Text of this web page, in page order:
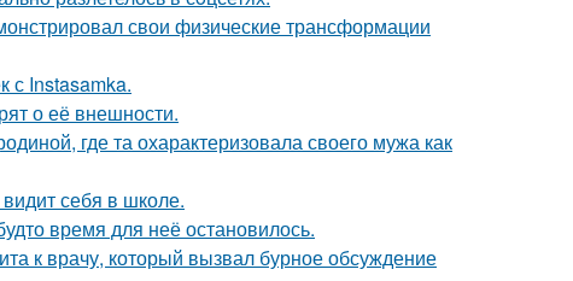
свои физические трансформации
с Instasamka.
о её внешности.
где та охарактеризовала своего мужа как
себя в школе.
время для неё остановилось.
к врачу, который вызвал бурное обсуждение